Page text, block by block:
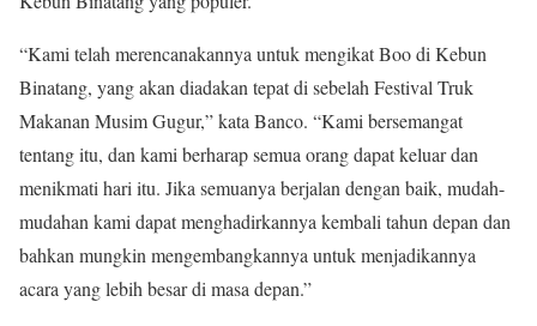
“Kami telah merencanakannya untuk mengikat Boo di Kebun
Binatang, yang akan diadakan tepat di sebelah Festival Truk
Makanan Musim Gugur,” kata Banco. “Kami bersemangat
tentang itu, dan kami berharap semua orang dapat keluar dan
menikmati hari itu. Jika semuanya berjalan dengan baik, mudah-
mudahan kami dapat menghadirkannya kembali tahun depan dan
bahkan mungkin mengembangkannya untuk menjadikannya
acara yang lebih besar di masa depan.”